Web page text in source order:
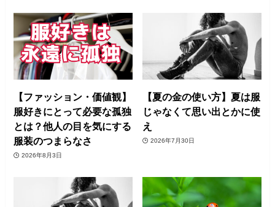
【ファッション・価値観】
服好きにとって必要な孤独
とは？他人の目を気にする
服装のつまらなさ
2026年8月3日
【夏の金の使い方】夏は服
じゃなくて思い出とかに使
え
2026年7月30日